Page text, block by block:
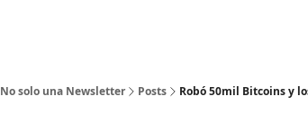
No solo una Newsletter Posts Robó 50mil Bitcoins y